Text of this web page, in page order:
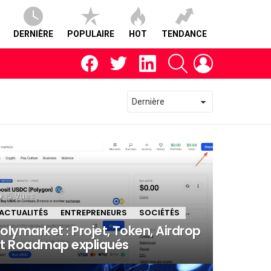
DERNIÈRE POPULAIRE HOT TENDANCE
facebooktwitter linkedin RECHERCHE
15 Vues
ENTREPRENEURS SOCIÉTÉS
: Projet, Token, Airdrop
Roadmap expliqués